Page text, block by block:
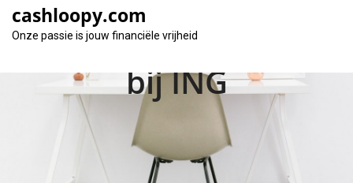
cashloopy.com
Onze passie is jouw financiële vrijheid
lenen voor een auto
bij ING